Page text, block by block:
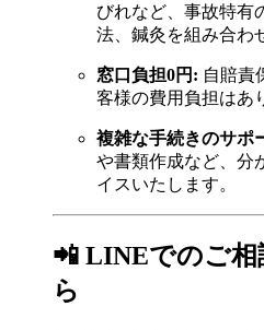
びれなど、事故特有
法、鍼灸を組み合わ
窓口負担0円: 自賠責
客様の費用負担はあ
複雑な手続きのサポ
や書類作成など、分
イスいたします。
📲 LINEでのご
ら